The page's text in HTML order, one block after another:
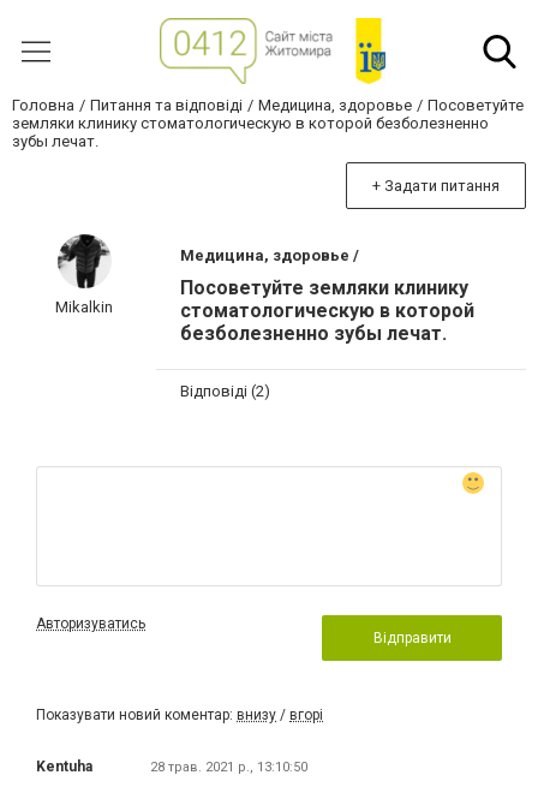
Головна Питання та відповіді Медицина, здоровье
Посоветуйте
земляки клинику стоматологическую в которой безболезненно
зубы лечат.
+ Задати питання
Mikalkin
Медицина, здоровье /
Посоветуйте земляки клинику
стоматологическую в которой
безболезненно зубы лечат.
Відповіді (2)
Авторизуватись
Відправити
Показувати новий коментар: внизу / вгорі
Kentuha 28 трав. 2021 р., 13:10:50